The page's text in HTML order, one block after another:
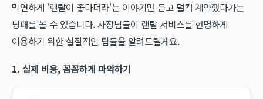
막연하게 '렌탈이 좋다더라'는 이야기만 듣고 덜컥 계약했다가는
낭패를 볼 수 있습니다. 사장님들이 렌탈 서비스를 현명하게
이용하기 위한 실질적인 팁들을 알려드릴게요.
1. 실제 비용, 꼼꼼하게 파악하기